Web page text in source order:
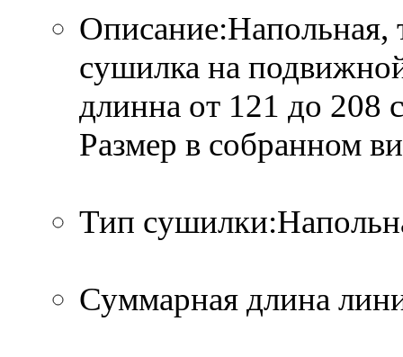
Описание:Напольная,
сушилка на
длинна от 121 до 208
Размер в собранном
Тип
Суммарная длина